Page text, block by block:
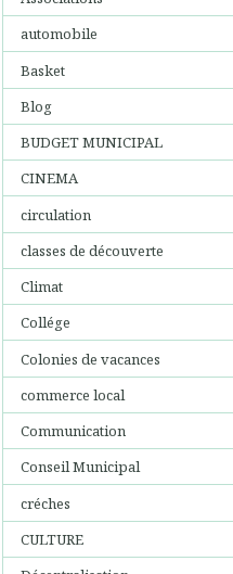
automobile
Basket
Blog
BUDGET MUNICIPAL
CINEMA
circulation
classes de découverte
Climat
Collége
Colonies de vacances
commerce local
Communication
Conseil Municipal
créches
CULTURE